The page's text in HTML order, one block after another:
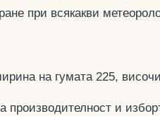
при всякакви
на гумата 225,
производителност и